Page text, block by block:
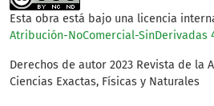
Esta obra está bajo una licencia
Atribución-NoComercial-SinDerivadas
Derechos de autor 2023 Revista de la
Ciencias Exactas, Físicas y Naturales